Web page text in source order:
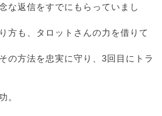
な返信をすでにもらっていまし
方も、タロットさんの力を借りて
の方法を忠実に守り、3回目にトラ
。